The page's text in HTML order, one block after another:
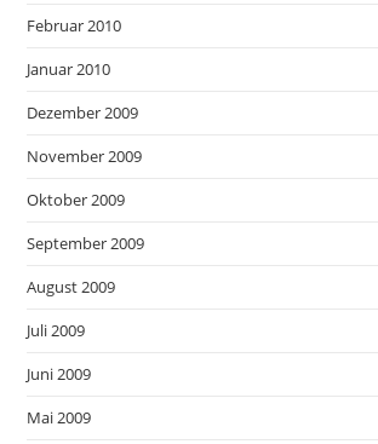
Februar 2010
Januar 2010
Dezember 2009
November 2009
Oktober 2009
September 2009
August 2009
Juli 2009
Juni 2009
Mai 2009